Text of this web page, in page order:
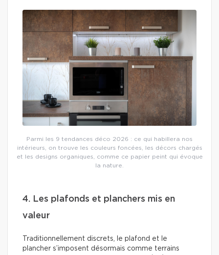
Parmi les 9 tendances déco 2026 : ce qui habillera nos
intérieurs, on trouve les couleurs foncées, les décors chargés
et les designs organiques, comme ce papier peint qui évoque
la nature.
4. Les plafonds et planchers mis en
valeur
Traditionnellement discrets, le plafond et le
plancher s’imposent désormais comme terrains